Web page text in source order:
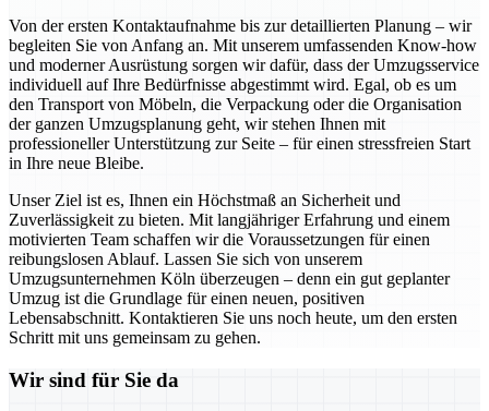
Von der ersten Kontaktaufnahme bis zur detaillierten Planung – wir
begleiten Sie von Anfang an. Mit unserem umfassenden Know-how
und moderner Ausrüstung sorgen wir dafür, dass der Umzugsservice
individuell auf Ihre Bedürfnisse abgestimmt wird. Egal, ob es um
den Transport von Möbeln, die Verpackung oder die Organisation
der ganzen Umzugsplanung geht, wir stehen Ihnen mit
professioneller Unterstützung zur Seite – für einen stressfreien Start
in Ihre neue Bleibe.
Unser Ziel ist es, Ihnen ein Höchstmaß an Sicherheit und
Zuverlässigkeit zu bieten. Mit langjähriger Erfahrung und einem
motivierten Team schaffen wir die Voraussetzungen für einen
reibungslosen Ablauf. Lassen Sie sich von unserem
Umzugsunternehmen Köln überzeugen – denn ein gut geplanter
Umzug ist die Grundlage für einen neuen, positiven
Lebensabschnitt. Kontaktieren Sie uns noch heute, um den ersten
Schritt mit uns gemeinsam zu gehen.
Wir sind für Sie da